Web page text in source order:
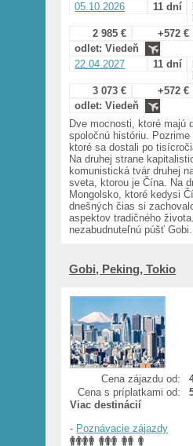
05.10.2026
11 dní
2 985 €
+572 €
odlet: Viedeň
22.04.2027
11 dní
3 073 €
+572 €
odlet: Viedeň
Dve mocnosti, ktoré majú
spoločnú históriu.
ktoré sa dostali po
Na druhej strane
komunistická tvár druhej
sveta, ktorou je Čína. Na
Mongolsko, ktoré kedysi
dnešných čias si
aspektov tradičného
nezabudnuteľnú púšť Gobi.
Gobi, Peking, Tokio
Cena zájazdu od:
Cena s príplatkami od:
Viac destinácií
- Poznávacie zájazdy